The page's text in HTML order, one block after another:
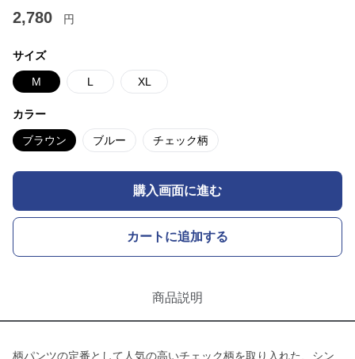
2,780 円
サイズ
M L XL
カラー
ブラウン ブルー チェック柄
購入画面に進む
カートに追加する
商品説明
柄パンツの定番として人気の高いチェック柄を取り入れた、シン